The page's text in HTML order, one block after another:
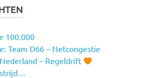
100.000
Team D66 – Netcongestie
– Regeldrift